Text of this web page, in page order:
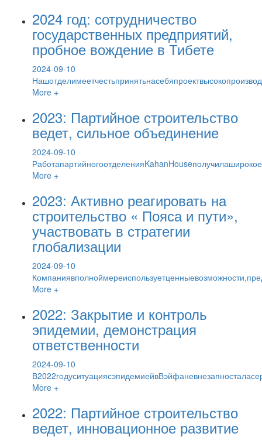
2024 год: сотрудничество
государственных предприятий,
пробное вождение в Тибете
2024-09-10
More +
2023: Партийное строительство
ведет, сильное объединение
2024-09-10
More +
2023: Активно реагировать на
строительство « Пояса и пути»,
участвовать в стратегии
глобализации
2024-09-10
More +
2022: Закрытие и контроль
эпидемии, демонстрация
ответственности
2024-09-10
More +
2022: Партийное строительство
ведет, инновационное развитие